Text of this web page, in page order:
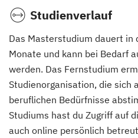
Studienverlauf
Das Masterstudium dauert in
Monate und kann bei Bedarf
werden. Das Fernstudium
Studienorganisation, die sich
beruflichen Bedürfnisse
Studiums hast du Zugriff auf
auch online persönlich